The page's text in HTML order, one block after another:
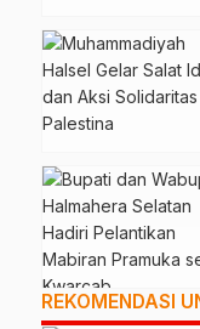
REKOMENDASI